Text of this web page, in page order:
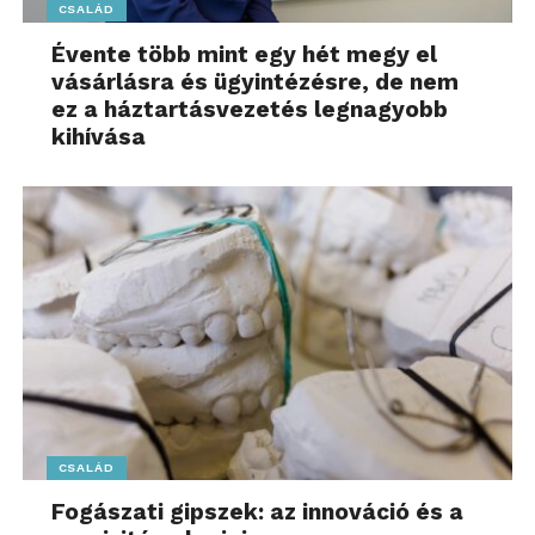
CSALÁD
Évente több mint egy hét megy el
vásárlásra és ügyintézésre, de nem
ez a háztartásvezetés legnagyobb
kihívása
CSALÁD
Fogászati gipszek: az innováció és a